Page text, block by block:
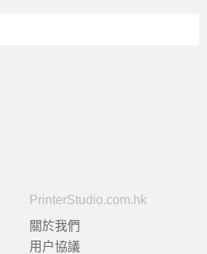
PrinterStudio.com.hk
關於我們
用户協議